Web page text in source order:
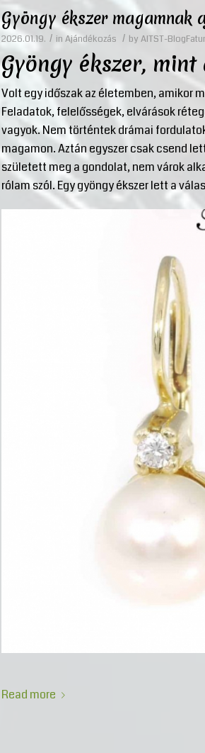
Gyöngy ékszer magamnak
2026.01.19. / in Ajándékozás / by AITST-
Gyöngy ékszer,
Volt egy időszak az életemben, amikor
Feladatok, felelősségek, elvárások
vagyok. Nem történtek drámai
magamon. Aztán egyszer csak csend
született meg a gondolat, nem várok
rólam szól. Egy gyöngy ékszer lett a
Read more